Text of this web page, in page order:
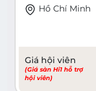
Hồ Chí Minh
Giá hội viên
(Giá sàn Hi1 hỗ trợ
hội viên)